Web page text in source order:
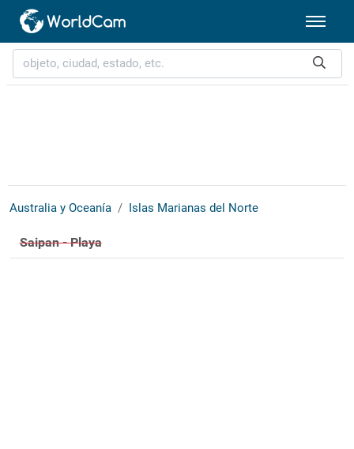
Australia y Oceanía Islas Marianas del Norte
Saipan - Playa